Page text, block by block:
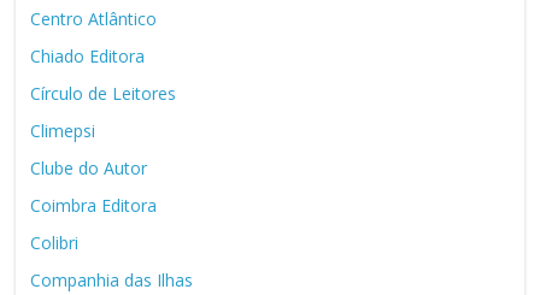
Centro Atlântico
Chiado Editora
Círculo de Leitores
Climepsi
Clube do Autor
Coimbra Editora
Colibri
Companhia das Ilhas